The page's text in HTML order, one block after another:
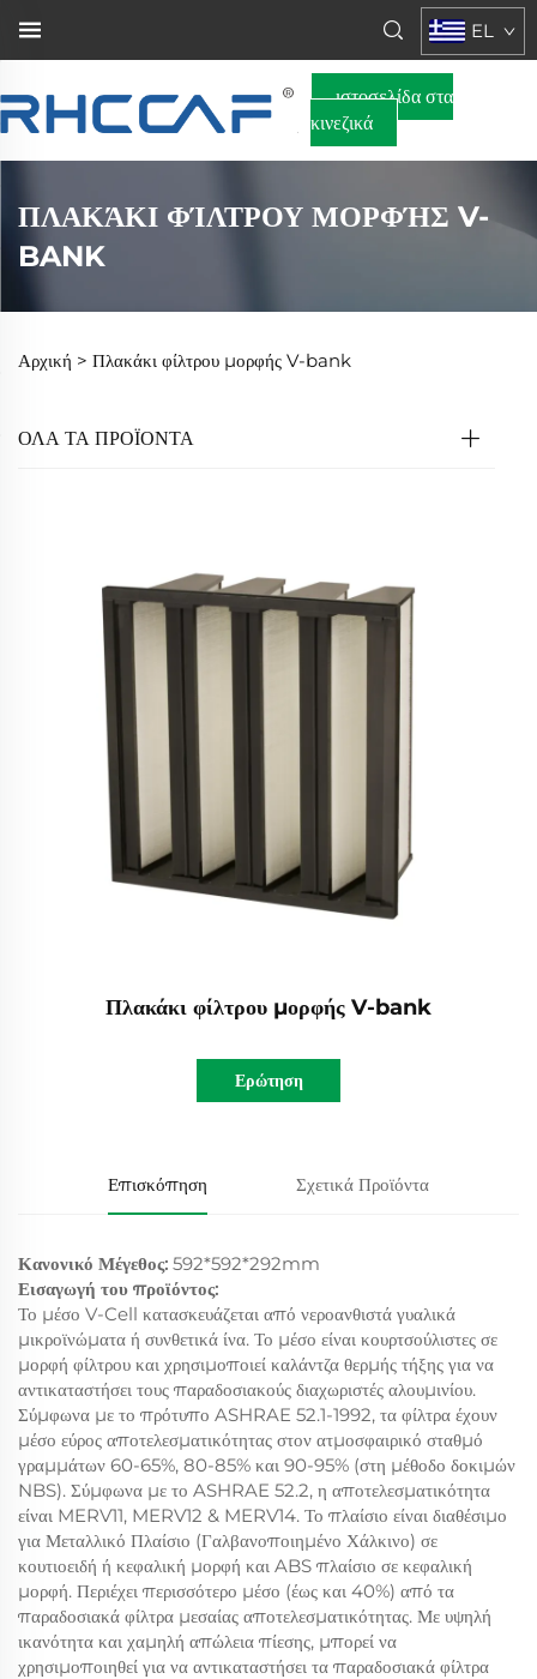
EL
ιστοσελίδα στα
κινεζικά
ΠΛΑΚΆΚΙ ΦΊΛΤΡΟΥ ΜΟΡΦΉΣ V-
BANK
Αρχική > Πλακάκι φίλτρου μορφής V-bank
ΟΛΑ ΤΑ ΠΡΟΪΟΝΤΑ
Πλακάκι φίλτρου μορφής V-bank
Ερώτηση
Επισκόπηση Σχετικά Προϊόντα
Κανονικό Μέγεθος: 592*592*292mm
Εισαγωγή του προϊόντος:
Το μέσο V-Cell κατασκευάζεται από νεροανθιστά γυαλικά
μικροϊνώματα ή συνθετικά ίνα. Το μέσο είναι κουρτσούλιστες σε
μορφή φίλτρου και χρησιμοποιεί καλάντζα θερμής τήξης για να
αντικαταστήσει τους παραδοσιακούς διαχωριστές αλουμινίου.
Σύμφωνα με το πρότυπο ASHRAE 52.1-1992, τα φίλτρα έχουν
μέσο εύρος αποτελεσματικότητας στον ατμοσφαιρικό σταθμό
γραμμάτων 60-65%, 80-85% και 90-95% (στη μέθοδο δοκιμών
NBS). Σύμφωνα με το ASHRAE 52.2, η αποτελεσματικότητα
είναι MERV11, MERV12 & MERV14. Το πλαίσιο είναι διαθέσιμο
για Μεταλλικό Πλαίσιο (Γαλβανοποιημένο Χάλκινο) σε
κουτιοειδή ή κεφαλική μορφή και ABS πλαίσιο σε κεφαλική
μορφή. Περιέχει περισσότερο μέσο (έως και 40%) από τα
παραδοσιακά φίλτρα μεσαίας αποτελεσματικότητας. Με υψηλή
ικανότητα και χαμηλή απώλεια πίεσης, μπορεί να
χρησιμοποιηθεί για να αντικαταστήσει τα παραδοσιακά φίλτρα